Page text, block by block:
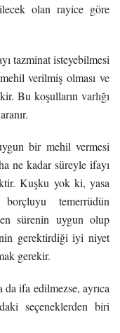
olan rayice göre
tazminat isteyebilmesi
verilmiş olması ve
Bu koşulların varlığı
bir mehil vermesi
ne kadar süreyle ifayı
Kuşku yok ki, yasa
temerrüdün
sürenin uygun olup
gerektirdiği iyi niyet
gerekir.
ifa edilmezse, ayrıca
seçeneklerden biri